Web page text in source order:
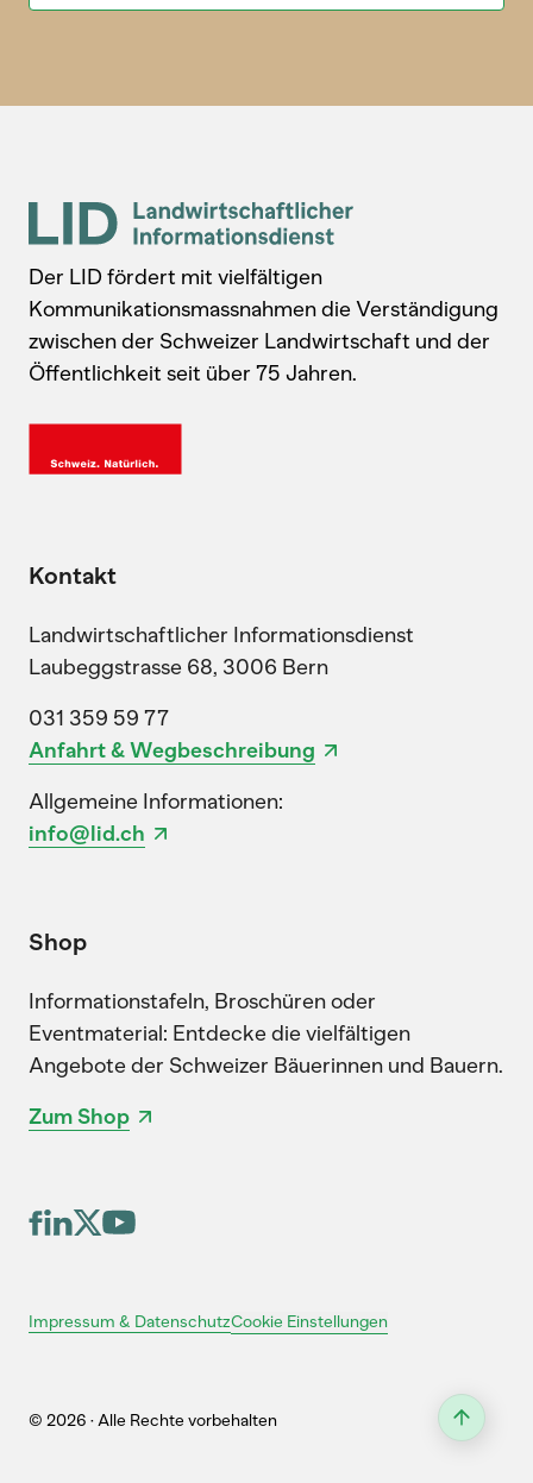
Der LID fördert mit vielfältigen
Kommunikationsmassnahmen die Verständigung
zwischen der Schweizer Landwirtschaft und der
Öffentlichkeit seit über 75 Jahren.
Kontakt
Landwirtschaftlicher Informationsdienst
Laubeggstrasse 68, 3006 Bern
031 359 59 77
Anfahrt & Wegbeschreibung
Allgemeine Informationen:
info@lid.ch
Shop
Informationstafeln, Broschüren oder
Eventmaterial: Entdecke die vielfältigen
Angebote der Schweizer Bäuerinnen und Bauern.
Zum Shop
Impressum & DatenschutzCookie Einstellungen
© 2026 · Alle Rechte vorbehalten